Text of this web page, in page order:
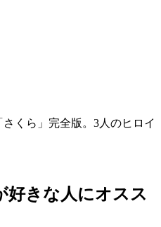
くら」完全版。3人のヒロイ
好きな人にオスス